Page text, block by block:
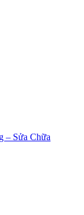
– Sửa Chữa